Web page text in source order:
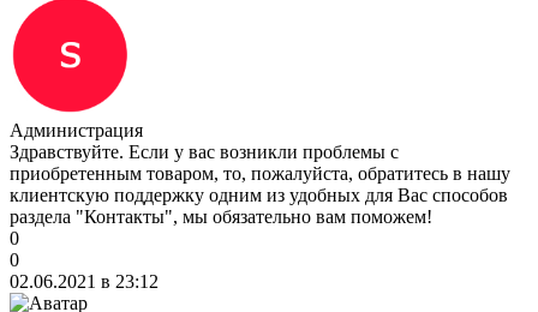
Администрация
Здравствуйте. Если у вас возникли проблемы с
приобретенным товаром, то, пожалуйста, обратитесь в нашу
клиентскую поддержку одним из удобных для Вас способов
раздела "Контакты", мы обязательно вам поможем!
0
0
02.06.2021 в 23:12